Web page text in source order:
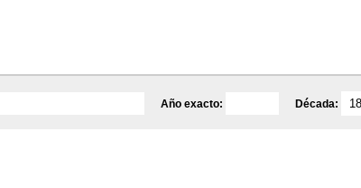
Año exacto: Década: